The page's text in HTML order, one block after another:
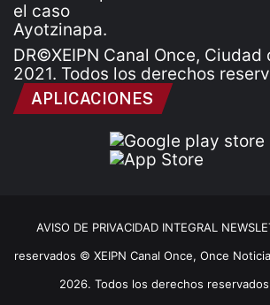
DR©XEIPN Canal Once, Ciudad
2021. Todos los derechos
APLICACIONES
AVISO DE PRIVACIDAD INTEGRAL
reservados © XEIPN Canal Once, Once
2026. Todos los derechos